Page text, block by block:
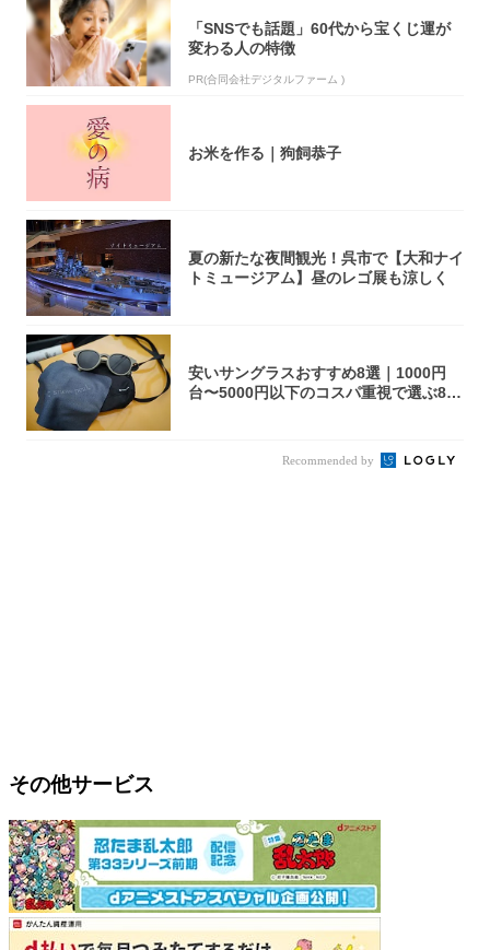
「SNSでも話題」60代から宝くじ運が
変わる人の特徴
PR(合同会社デジタルファーム )
お米を作る｜狗飼恭子
夏の新たな夜間観光！呉市で【大和ナイ
トミュージアム】昼のレゴ展も涼しく
安いサングラスおすすめ8選｜1000円
台〜5000円以下のコスパ重視で選ぶ8本
Recommended by
その他サービス